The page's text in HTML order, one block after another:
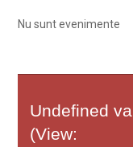
Nu sunt evenimente